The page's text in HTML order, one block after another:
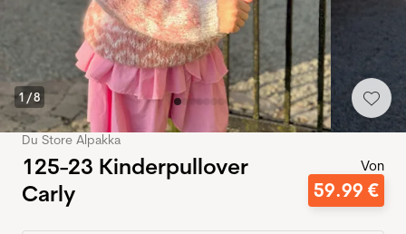
1/8
Du Store Alpakka
125-23 Kinderpullover
Carly
Von
59.99 €